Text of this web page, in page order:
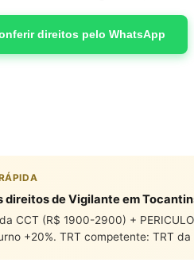
direitos pelo WhatsApp
direitos de Vigilante em
CCT (R$ 1900-2900) +
+20%. TRT competente: TRT